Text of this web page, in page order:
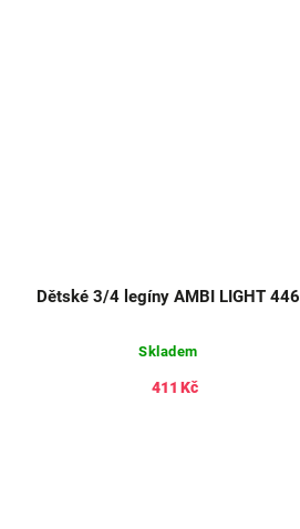
Dětské 3/4 legíny AMBI LIGHT 446
Skladem
411 Kč